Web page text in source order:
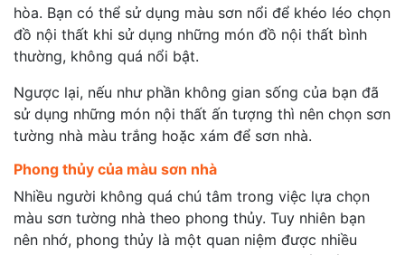
hòa. Bạn có thể sử dụng màu sơn nổi để khéo léo chọn
đồ nội thất khi sử dụng những món đồ nội thất bình
thường, không quá nổi bật.
Ngược lại, nếu như phần không gian sống của bạn đã
sử dụng những món nội thất ấn tượng thì nên chọn sơn
tường nhà màu trắng hoặc xám để sơn nhà.
Phong thủy của màu sơn nhà
Nhiều người không quá chú tâm trong việc lựa chọn
màu sơn tường nhà theo phong thủy. Tuy nhiên bạn
nên nhớ, phong thủy là một quan niệm được nhiều